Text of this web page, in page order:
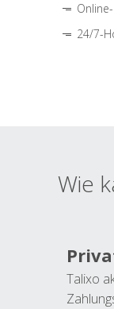
24/7-
Wie
Talixo